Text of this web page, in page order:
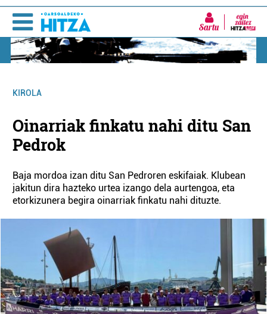
Sartu
KIROLA
Oinarriak finkatu nahi ditu San
Pedrok
Baja mordoa izan ditu San Pedroren eskifaiak. Klubean
jakitun dira hazteko urtea izango dela aurtengoa, eta
etorkizunera begira oinarriak finkatu nahi dituzte.